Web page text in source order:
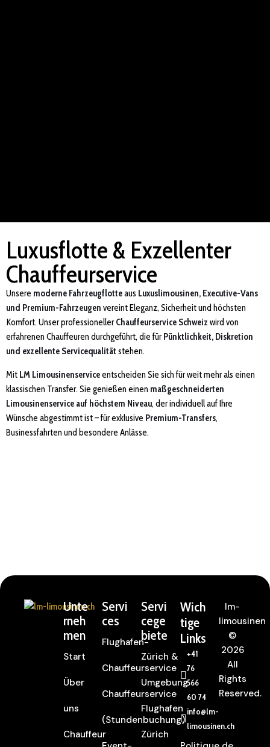
Luxusflotte & Exzellenter
Chauffeurservice
Unsere moderne Fahrzeugflotteaus Luxuslimousinen, Executive-Vans
und Premium-Fahrzeugen vereint Eleganz, Sicherheit und höchsten
Komfort. Unser professionellerChauffeurservice Schweiz wird von
erfahrenen Chauffeuren durchgeführt, die fürPünktlichkeit, Diskretion
und exzellente Servicequalität stehen.
Mit LM Limousinenserviceentscheiden Sie sich für weit mehr als einen
klassischen Transfer. Sie genießen einen maßgeschneiderten
Limousinenservice auf höchstem Niveau, der individuell auf Ihre
Wünsche abgestimmt ist – für exklusive Premium-Transfers,
Businessfahrten und besondere Anlässe.
Unte
rneh
men
Start
Über
uns
Chauffeur
Servi
ces
Flughafen-
Chauffeurservice
Chauffeurservice
(Stundenbuchung)
Servi
cege
biete
Zürich &
Umgebung
Flughafen
Zürich
Wich
tige
Links
+41
76
566
60 74
info@lm-
limousinen.ch
lm-
limousinen
©
2026
All
Rights
Reserved.